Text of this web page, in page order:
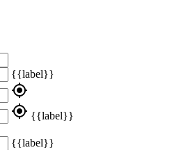
{{label}}
my_location
my_location {{label}}
{{label}}